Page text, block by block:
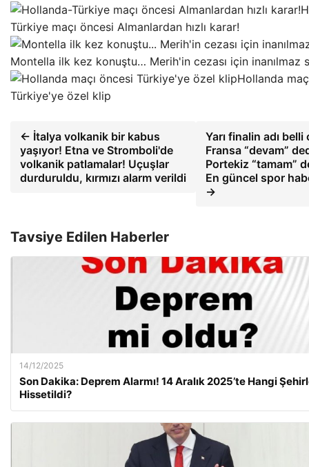
Türkiye maçı öncesi Almanlardan hızlı karar!
Montella ilk kez konuştu… Merih'in cezası için inanılmaz
Hollanda
Türkiye'ye özel klip
← İtalya volkanik bir kabus
yaşıyor! Etna ve Stromboli'de
volkanik patlamalar! Uçuşlar
durduruldu, kırmızı alarm verildi
Yarı finalin adı belli
Fransa “devam”
Portekiz “tamam”
En güncel spor
→
Tavsiye Edilen Haberler
14/12/2025
Son Dakika: Deprem Alarmı! 14 Aralık 2025’te Hangi
Hissetildi?